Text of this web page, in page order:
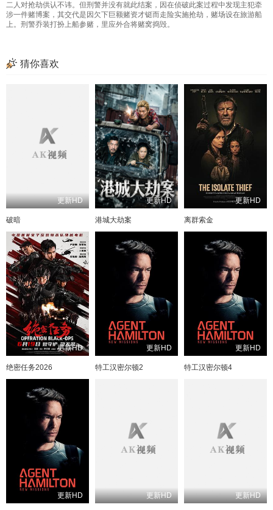
二人对抢劫供认不讳。但刑警并没有就此结案，因在侦破此案过程中发现主犯牵
涉一件赌博案，其交代是因欠下巨额赌资才铤而走险实施抢劫，赌场设在旅游船
上。刑警乔装打扮上船参赌，里应外合将赌窝捣毁。
猜你喜欢
更新HD
破暗
更新HD
港城大劫案
更新HD
离群索金
更新HD
绝密任务2026
更新HD
特工汉密尔顿2
更新HD
特工汉密尔顿4
更新HD 更新HD 更新HD